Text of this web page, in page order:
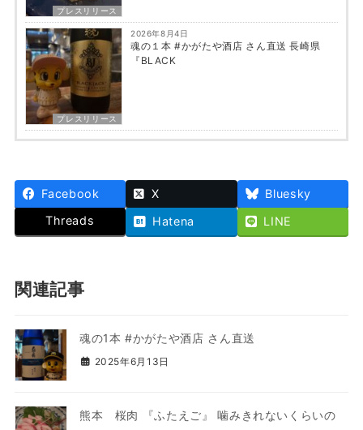
プレスリリース
プレスリリース
2026年8月4日
魂の１本 #かがたや酒店 さん直送 長崎県
『BLACK
Facebook X
Bluesky
Threads
Hatena LINE
関連記事
魂の1本 #かがたや酒店 さん直送
2025年6月13日
熊本 桜肉 『ふたえご』 噛みきれないくらいの